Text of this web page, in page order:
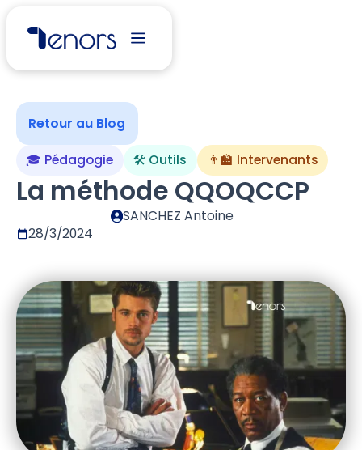
Retour au Blog
🎓 Pédagogie
🛠 Outils 👨‍🏫 Intervenants
La méthode QQOQCCP
SANCHEZ Antoine
28/3/2024